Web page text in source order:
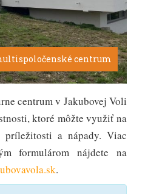
centrum
centrum v Jakubovej Voli
ktoré môžte využiť na
a nápady. Viac
formulárom nájdete na
.